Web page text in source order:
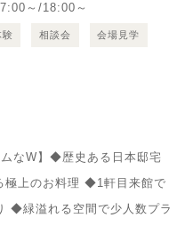
～/18:00～
験 相談会 会場見学
ムなW】◆歴史ある日本邸宅
極上のお料理 ◆1軒目来館で
◆緑溢れる空間で少人数プラ